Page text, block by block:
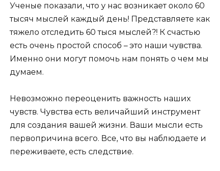
Ученые показали, что у нас возникает около 60
тысяч мыслей каждый день! Представляете как
тяжело отследить 60 тыся мыслей?! К счастью
есть очень простой способ – это наши чувства.
Именно они могут помочь нам понять о чем мы
думаем.
Невозможно переоценить важность наших
чувств. Чувства есть величайший инструмент
для создания вашей жизни. Ваши мысли есть
первопричина всего. Все, что вы наблюдаете и
переживаете, есть следствие.